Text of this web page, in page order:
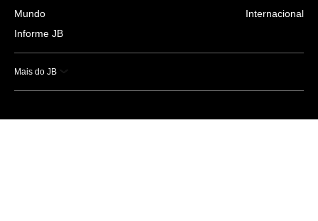
Mundo
Informe JB
Internacional
Mais do JB
Esportes